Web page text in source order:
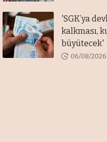
'SGK’ya
kalkması,
büyütecek'
06/08/2026